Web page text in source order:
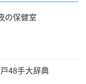
の保健室
48手大辞典